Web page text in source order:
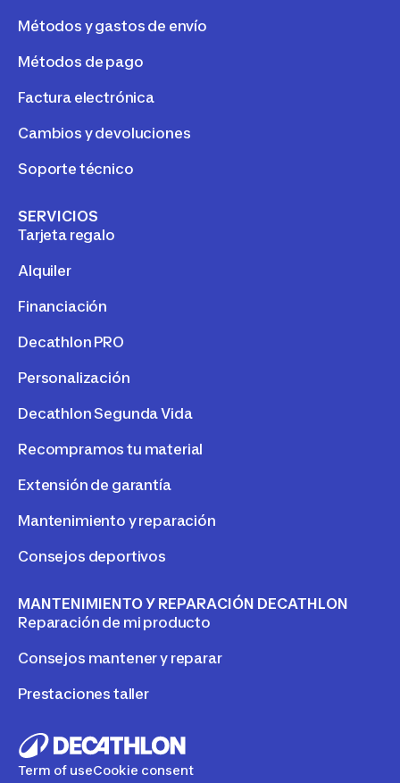
Métodos y gastos de envío
Métodos de pago
Factura electrónica
Cambios y devoluciones
Soporte técnico
SERVICIOS
Tarjeta regalo
Alquiler
Financiación
Decathlon PRO
Personalización
Decathlon Segunda Vida
Recompramos tu material
Extensión de garantía
Mantenimiento y reparación
Consejos deportivos
MANTENIMIENTO Y REPARACIÓN DECATHLON
Reparación de mi producto
Consejos mantener y reparar
Prestaciones taller
Term of useCookie consent